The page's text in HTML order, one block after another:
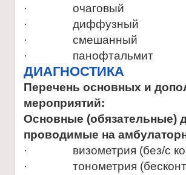
· очаговый
· диффузный
· смешанный
· панофтальмит
ДИАГНОСТИКА
Перечень основных и
мероприятий:
Основные (обязательные)
проводимые на
· визометрия (без/с
· тонометрия